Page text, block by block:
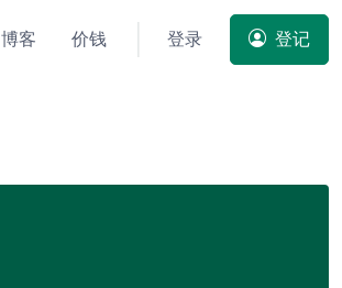
博客 价钱 登录 登记